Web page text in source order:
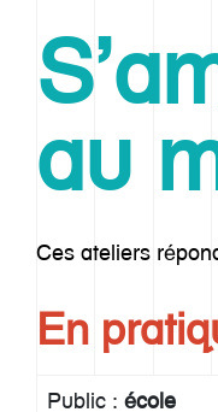
au
Ces ateliers
En
Public : école